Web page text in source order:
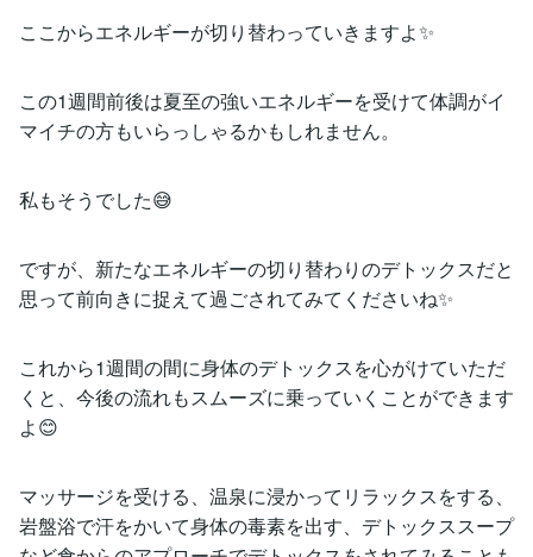
ここからエネルギーが切り替わっていきますよ✨
この1週間前後は夏至の強いエネルギーを受けて体調がイ
マイチの方もいらっしゃるかもしれません。
私もそうでした😅
ですが、新たなエネルギーの切り替わりのデトックスだと
思って前向きに捉えて過ごされてみてくださいね✨
これから1週間の間に身体のデトックスを心がけていただ
くと、今後の流れもスムーズに乗っていくことができます
よ😊
マッサージを受ける、温泉に浸かってリラックスをする、
岩盤浴で汗をかいて身体の毒素を出す、デトックススープ